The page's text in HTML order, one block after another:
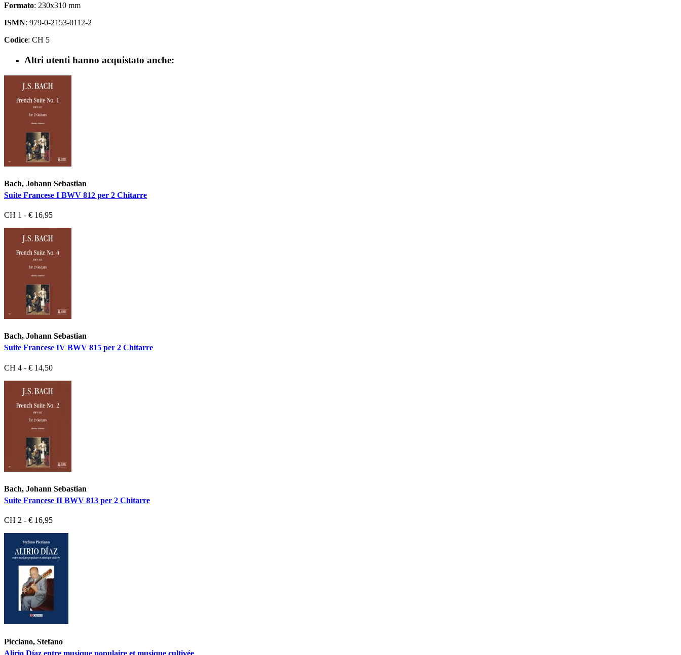
Formato: 230x310 mm
ISMN: 979-0-2153-0112-2
Codice: CH 5
Altri utenti hanno acquistato anche:
Bach, Johann Sebastian
Suite Francese I BWV 812 per 2 Chitarre
CH 1 - € 16,95
Bach, Johann Sebastian
Suite Francese IV BWV 815 per 2 Chitarre
CH 4 - € 14,50
Bach, Johann Sebastian
Suite Francese II BWV 813 per 2 Chitarre
CH 2 - € 16,95
Picciano, Stefano
Alirio Díaz entre musique populaire et musique cultivée